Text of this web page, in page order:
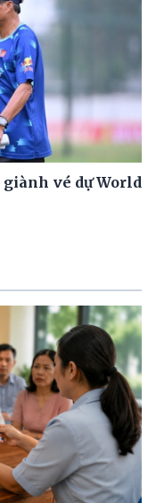
giành vé dự World